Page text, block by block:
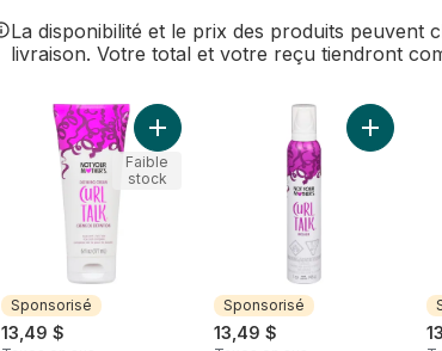
La disponibilité et le prix des produits peuvent
livraison. Votre total et votre reçu tiendront
Sponsorisé
13,49 $
Ajouter Curl talk crème de
Faible
stock
Sponsorisé
13,49 $
Ajouter